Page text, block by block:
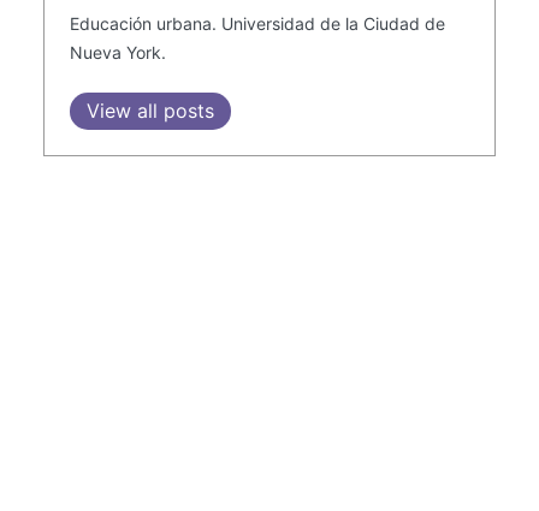
Educación urbana. Universidad de la Ciudad de
Nueva York.
View all posts